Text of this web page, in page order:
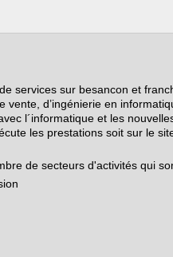
services sur besancon et
vente, d’ingénierie en
l´informatique et les
les prestations soit sur le
de secteurs d'activités qui